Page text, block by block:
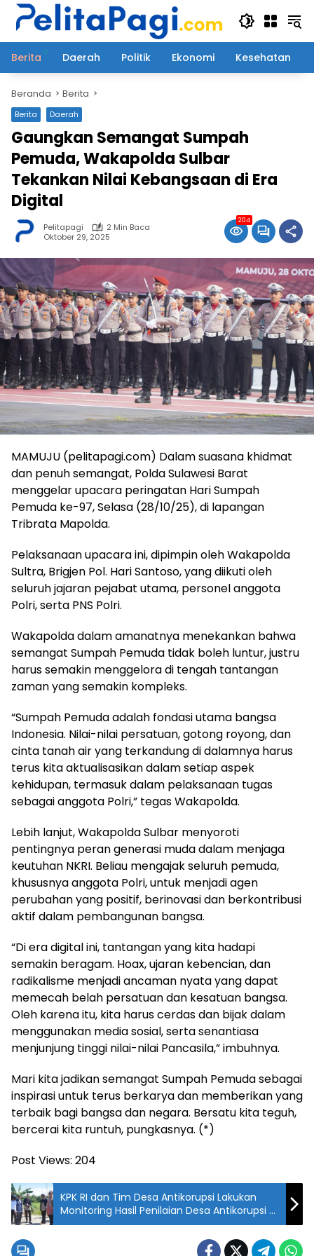
Langsung
Berita
Daerah Politik Ekonomi Kesehatan
Beranda Berita
Berita Daerah
Gaungkan Semangat Sumpah
Pemuda, Wakapolda Sulbar
Tekankan Nilai Kebangsaan di Era
Digital
Pelitapagi
2 Min Baca
Oktober 29, 2025
204
MAMUJU (pelitapagi.com) Dalam suasana khidmat
dan penuh semangat, Polda Sulawesi Barat
menggelar upacara peringatan Hari Sumpah
Pemuda ke-97, Selasa (28/10/25), di lapangan
Tribrata Mapolda.
Pelaksanaan upacara ini, dipimpin oleh Wakapolda
Sultra, Brigjen Pol. Hari Santoso, yang diikuti oleh
seluruh jajaran pejabat utama, personel anggota
Polri, serta PNS Polri.
Wakapolda dalam amanatnya menekankan bahwa
semangat Sumpah Pemuda tidak boleh luntur, justru
harus semakin menggelora di tengah tantangan
zaman yang semakin kompleks.
“Sumpah Pemuda adalah fondasi utama bangsa
Indonesia. Nilai-nilai persatuan, gotong royong, dan
cinta tanah air yang terkandung di dalamnya harus
terus kita aktualisasikan dalam setiap aspek
kehidupan, termasuk dalam pelaksanaan tugas
sebagai anggota Polri,” tegas Wakapolda.
Lebih lanjut, Wakapolda Sulbar menyoroti
pentingnya peran generasi muda dalam menjaga
keutuhan NKRI. Beliau mengajak seluruh pemuda,
khususnya anggota Polri, untuk menjadi agen
perubahan yang positif, berinovasi dan berkontribusi
aktif dalam pembangunan bangsa.
“Di era digital ini, tantangan yang kita hadapi
semakin beragam. Hoax, ujaran kebencian, dan
radikalisme menjadi ancaman nyata yang dapat
memecah belah persatuan dan kesatuan bangsa.
Oleh karena itu, kita harus cerdas dan bijak dalam
menggunakan media sosial, serta senantiasa
menjunjung tinggi nilai-nilai Pancasila,” imbuhnya.
Mari kita jadikan semangat Sumpah Pemuda sebagai
inspirasi untuk terus berkarya dan memberikan yang
terbaik bagi bangsa dan negara. Bersatu kita teguh,
bercerai kita runtuh, pungkasnya. (*)
Post Views: 204
KPK RI dan Tim Desa Antikorupsi Lakukan
Monitoring Hasil Penilaian Desa Antikorupsi di
Desa Tarailu